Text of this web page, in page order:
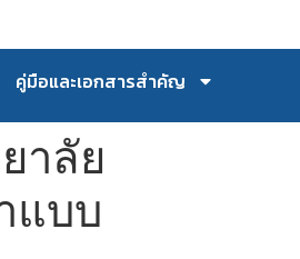
คู่มือและเอกสารสำคัญ
าลัย
แบบ